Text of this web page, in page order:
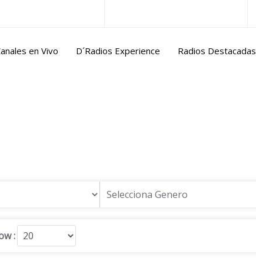
en Vivo D´Radios Experience Radios Destacadas
: